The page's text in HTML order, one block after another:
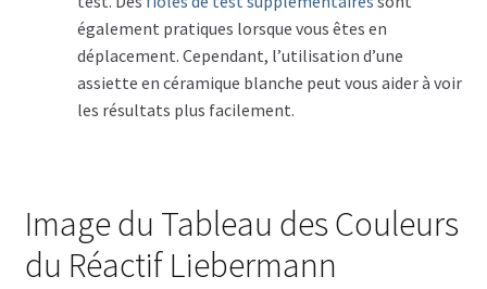
également pratiques lorsque vous êtes en
déplacement. Cependant, l’utilisation d’une
assiette en céramique blanche peut vous aider à voir
les résultats plus facilement.
Image du Tableau des Couleurs
du Réactif Liebermann